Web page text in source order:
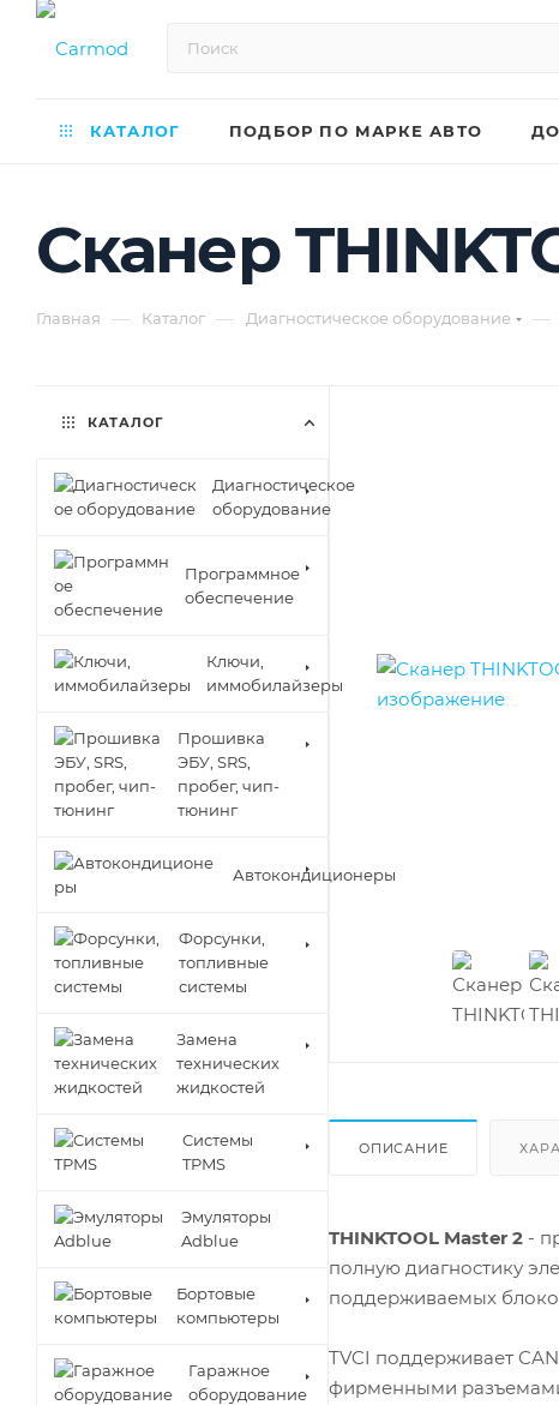
КАТАЛОГ ПОДБОР ПО МАРКЕ АВТО
Сканер
Главная — Каталог — Диагностическое оборудование —
ОПИСАНИЕ
THINKTOOL Master 2 -
полную диагностику
поддерживаемых
TVCI поддерживает
фирменными
КАТАЛОГ
Диагностическое
оборудование
Программное
обеспечение
Ключи,
иммобилайзеры
Прошивка
ЭБУ, SRS,
пробег, чип-
тюнинг
Автокондиционеры
Форсунки,
топливные
системы
Замена
технических
жидкостей
Cистемы
TPMS
Эмуляторы
Adblue
Бортовые
компьютеры
Гаражное
оборудование